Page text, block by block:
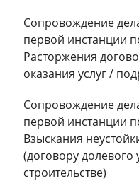
Сопровождение
первой инстанции
Расторжения
оказания услуг /
Сопровождение
первой инстанции
Взыскания
(договору долевого
строительстве)